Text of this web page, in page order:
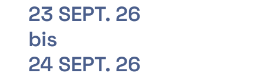
23 SEPT. 26
bis
24 SEPT. 26